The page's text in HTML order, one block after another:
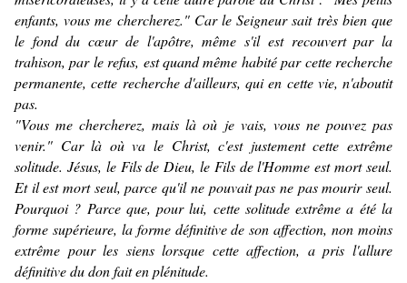
enfants, vous me chercherez."Car le Seigneur sait très bien que
le fond du cœur de l'apôtre, même s'il est recouvert par la
trahison, par le refus, est quand même habité par cette recherche
permanente, cette recherche d'ailleurs, qui en cette vie, n'aboutit
pas.
"Vous me chercherez, mais là où je vais, vous ne pouvez pas
venir." Car là où va le Christ, c'est justement cette extrême
solitude. Jésus, le Fils de Dieu, le Fils de l'Homme est mort seul.
Et il est mort seul, parce qu'il ne pouvait pas ne pas mourir seul.
Pourquoi ? Parce que, pour lui, cette solitude extrême a été la
forme supérieure, la forme définitive de son affection, non moins
extrême pour les siens lorsque cette affection, a pris l'allure
définitive du don fait en plénitude.